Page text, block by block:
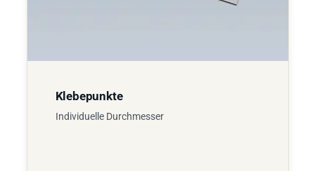
Klebepunkte
Individuelle Durchmesser